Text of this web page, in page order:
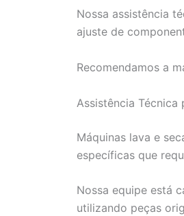
Nossa assistência
ajuste de
Recomendamos a
Assistência Técnica
Máquinas lava e
específicas que
Nossa equipe está
utilizando peças